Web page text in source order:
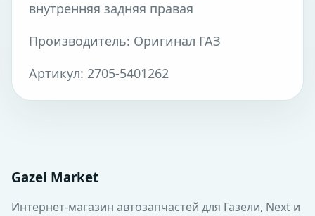
внутренняя задняя правая
Производитель: Оригинал ГАЗ
Артикул: 2705-5401262
Gazel Market
Интернет-магазин автозапчастей для Газели, Next и